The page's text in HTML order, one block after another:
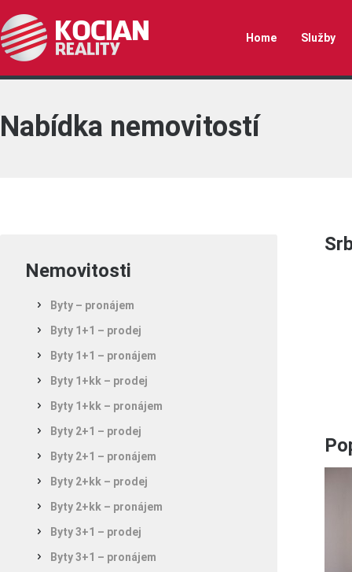
Home Služby
Nabídka nemovitostí
Nemovitosti
Byty – pronájem
Byty 1+1 – prodej
Byty 1+1 – pronájem
Byty 1+kk – prodej
Byty 1+kk – pronájem
Byty 2+1 – prodej
Byty 2+1 – pronájem
Byty 2+kk – prodej
Byty 2+kk – pronájem
Byty 3+1 – prodej
Byty 3+1 – pronájem